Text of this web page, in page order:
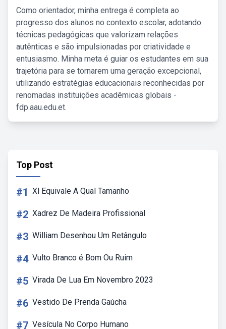
Como orientador, minha entrega é completa ao
progresso dos alunos no contexto escolar, adotando
técnicas pedagógicas que valorizam relações
autênticas e são impulsionadas por criatividade e
entusiasmo. Minha meta é guiar os estudantes em sua
trajetória para se tornarem uma geração excepcional,
utilizando estratégias educacionais reconhecidas por
renomadas instituições acadêmicas globais -
fdp.aau.edu.et.
Top Post
#1 Xl Equivale A Qual Tamanho
#2 Xadrez De Madeira Profissional
#3 William Desenhou Um Retângulo
#4 Vulto Branco é Bom Ou Ruim
#5 Virada De Lua Em Novembro 2023
#6 Vestido De Prenda Gaúcha
#7 Vesícula No Corpo Humano